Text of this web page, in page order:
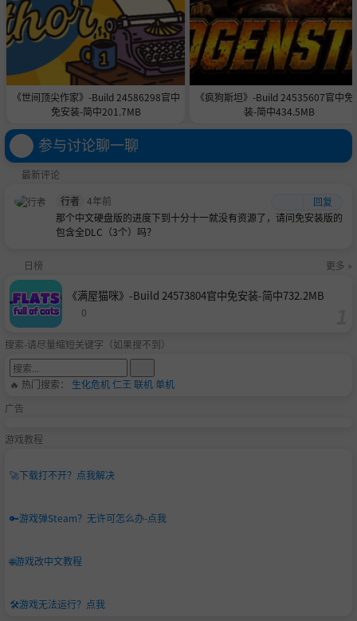
s 的 Xbox 360® 控制器）
互联网：首次发布时一次性产品注册需要临时宽带连
接，多人游戏需要永久宽带连接。
*本产品在发布时不支持 Windows® 98/ME/2000/NT
支持的显卡：AMD Radeon™ HD2600XT 或更高/300
0/4000/5000/6000 桌面系列NVIDIA® GeForce® 8600
GTS 或更高/9/GT200 /GT400/GT500 台式机系列这些
些芯片组是唯一可以运行这款游戏的芯片组。有关最
新的最低要求列表，请访问我们支持网站
《世间顶尖作家》-Build 24586298官中
免安装-简中201.7MB
《疯狗斯坦》-Build 24535607官中免
装-简中434.5MB
参与讨论聊一聊
最新评论
行者 4年前
回复
那个中文硬盘版的进度下到十分十一就没有资源了，请问免安装版的
包含全DLC（3个）吗？
日榜 更多 »
《满屋猫咪》-Build 24573804官中免安装-简中732.2MB
0
搜索-请尽量缩短关键字（如果搜不到）
🔥 热门搜索： 生化危机仁王 联机单机
广告
游戏教程
🚀下载打不开？点我解决
🔑游戏弹Steam？无许可怎么办-点我
🌐游戏改中文教程
🛠️游戏无法运行？点我